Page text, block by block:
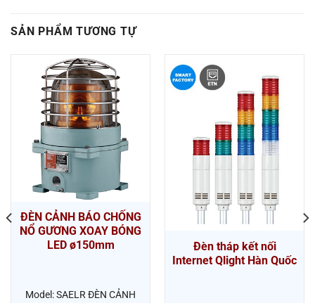
SẢN PHẨM TƯƠNG TỰ
ĐÈN CẢNH BÁO CHỐNG
NỔ GƯƠNG XOAY BÓNG
LED ø150mm
Model: SAELR ĐÈN CẢNH
Đèn tháp kết nối
Internet Qlight Hàn Quốc